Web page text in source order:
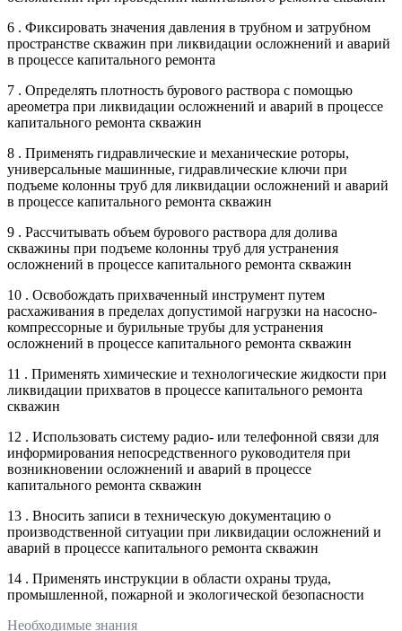
6 . Фиксировать значения давления в трубном и затрубном
пространстве скважин при ликвидации осложнений и аварий
в процессе капитального ремонта
7 . Определять плотность бурового раствора с помощью
ареометра при ликвидации осложнений и аварий в процессе
капитального ремонта скважин
8 . Применять гидравлические и механические роторы,
универсальные машинные, гидравлические ключи при
подъеме колонны труб для ликвидации осложнений и аварий
в процессе капитального ремонта скважин
9 . Рассчитывать объем бурового раствора для долива
скважины при подъеме колонны труб для устранения
осложнений в процессе капитального ремонта скважин
10 . Освобождать прихваченный инструмент путем
расхаживания в пределах допустимой нагрузки на насосно-
компрессорные и бурильные трубы для устранения
осложнений в процессе капитального ремонта скважин
11 . Применять химические и технологические жидкости при
ликвидации прихватов в процессе капитального ремонта
скважин
12 . Использовать систему радио- или телефонной связи для
информирования непосредственного руководителя при
возникновении осложнений и аварий в процессе
капитального ремонта скважин
13 . Вносить записи в техническую документацию о
производственной ситуации при ликвидации осложнений и
аварий в процессе капитального ремонта скважин
14 . Применять инструкции в области охраны труда,
промышленной, пожарной и экологической безопасности
Необходимые знания